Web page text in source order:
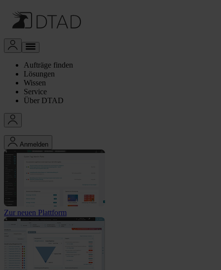
Aufträge finden
Lösungen
Wissen
Service
Über DTAD
Anmelden
Zur neuen Plattform